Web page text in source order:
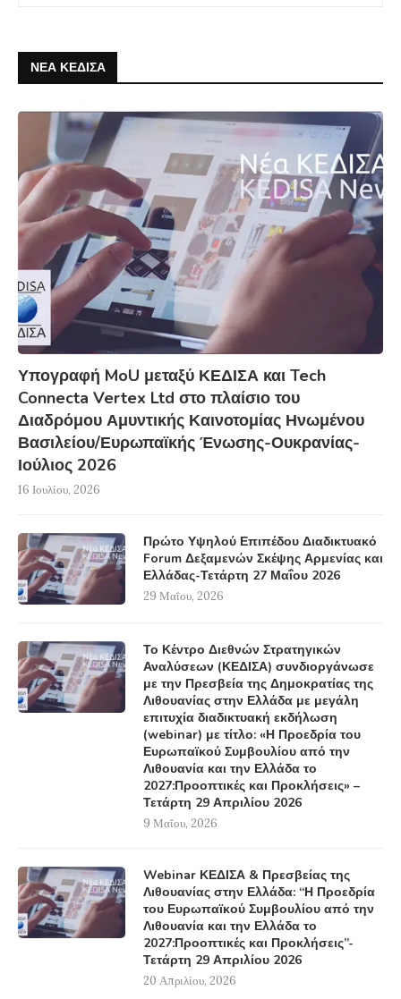
ΝΕΑ ΚΕΔΙΣΑ
Υπογραφή MoU μεταξύ ΚΕΔΙΣΑ και Tech
Connecta Vertex Ltd στο πλαίσιο του
Διαδρόμου Αμυντικής Καινοτομίας Ηνωμένου
Βασιλείου/Ευρωπαϊκής Ένωσης-Ουκρανίας-
Ιούλιος 2026
16 Ιουλίου, 2026
Πρώτο Υψηλού Επιπέδου Διαδικτυακό
Forum Δεξαμενών Σκέψης Αρμενίας και
Ελλάδας-Τετάρτη 27 Μαΐου 2026
29 Μαΐου, 2026
Το Κέντρο Διεθνών Στρατηγικών
Αναλύσεων (ΚΕΔΙΣΑ) συνδιοργάνωσε
με την Πρεσβεία της Δημοκρατίας της
Λιθουανίας στην Ελλάδα με μεγάλη
επιτυχία διαδικτυακή εκδήλωση
(webinar) με τίτλο: «Η Προεδρία του
Ευρωπαϊκού Συμβουλίου από την
Λιθουανία και την Ελλάδα το
2027:Προοπτικές και Προκλήσεις» –
Τετάρτη 29 Απριλίου 2026
9 Μαΐου, 2026
Webinar ΚΕΔΙΣΑ & Πρεσβείας της
Λιθουανίας στην Ελλάδα: “Η Προεδρία
του Ευρωπαϊκού Συμβουλίου από την
Λιθουανία και την Ελλάδα το
2027:Προοπτικές και Προκλήσεις”-
Τετάρτη 29 Απριλίου 2026
20 Απριλίου, 2026